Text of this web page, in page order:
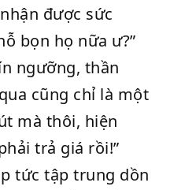
được sức
bọn họ nữa ư?”
ngưỡng, thần
cũng chỉ là một
mà thôi, hiện
trả giá rồi!”
tức tập trung dồn